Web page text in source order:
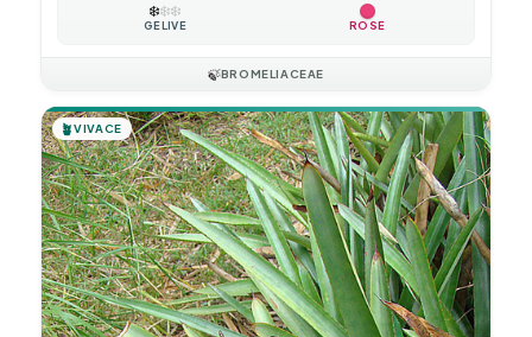
❄️❄️❄️
GÉLIVE ROSE
🍃BROMELIACEAE
🪴VIVACE